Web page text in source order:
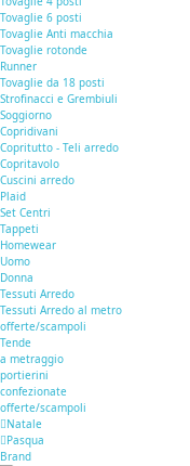
Tovaglie 6 posti
Tovaglie Anti macchia
Tovaglie rotonde
Runner
Tovaglie da 18 posti
Strofinacci e Grembiuli
Soggiorno
Copridivani
Copritutto - Teli arredo
Copritavolo
Cuscini arredo
Plaid
Set Centri
Tappeti
Homewear
Uomo
Donna
Tessuti Arredo
Tessuti Arredo al metro
offerte/scampoli
Tende
a metraggio
portierini
confezionate
offerte/scampoli
Natale
Pasqua
Brand